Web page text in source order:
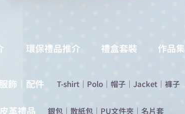
環保禮品推介 禮盒套裝 作品集
服飾｜配件 T-shirt ｜ Polo ｜ 帽子 ｜ Jacket ｜ 褲子
​皮革禮品 ​銀包 ｜ 散紙包 ｜ PU文件夾 ｜ 名片套